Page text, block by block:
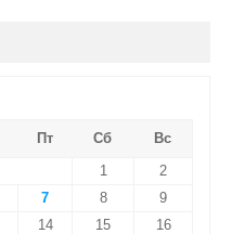
Пт Сб
Вс
1
2
7 8
9
14 15
16